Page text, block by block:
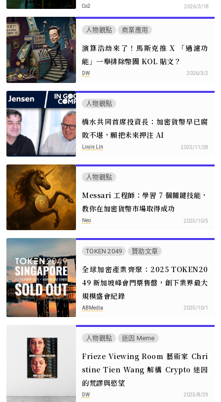
Co2 2026/3/18
人物觀點 商業應用
演算浩劫來了！馬斯克推 X 「過濾功
能」一舉排除幣圈 KOL 貼文？
DW 2026/3/2
人物觀點
橋水共同首席投資長：加密貨幣早已腐
敗不堪，願把未來押注 AI
Louis Lin 2025/11/28
人物觀點
Messari 工程師：學習 7 個關鍵技能，
教你在加密貨幣市場取得成功
Neo 2025/10/5
TOKEN 2049 贊助文章
全球加密產業齊聚：2025 TOKEN20
49 新加坡峰會門票售罄，創下業界最大
規模盛會紀錄
ABMedia 2025/10/1
人物觀點 迷因 Meme
Frieze Viewing Room 藝術家 Chri
stine Tien Wang 解構 Crypto 迷因
的荒謬與慾望
DW 2025/8/29